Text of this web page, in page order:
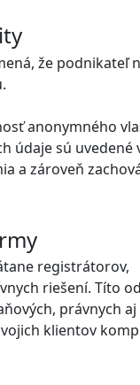
že podnikateľ
anonymného
údaje sú uvedené
a zároveň
registrátorov,
riešení. Títo
právnych aj
klientov